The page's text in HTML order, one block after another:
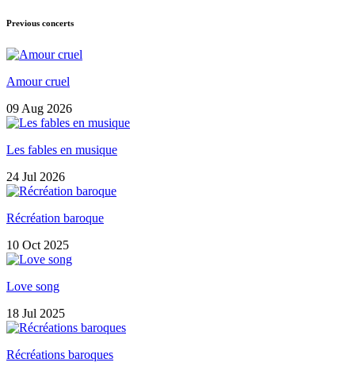
Previous concerts
Amour cruel
09 Aug 2026
Les fables en musique
24 Jul 2026
Récréation baroque
10 Oct 2025
Love song
18 Jul 2025
Récréations baroques